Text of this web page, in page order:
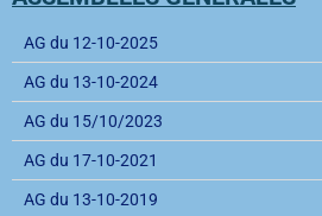
AG du 12-10-2025
AG du 13-10-2024
AG du 15/10/2023
AG du 17-10-2021
AG du 13-10-2019